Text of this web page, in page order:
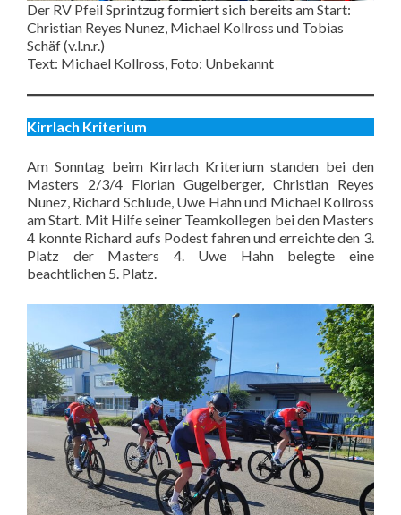
Der RV Pfeil Sprintzug formiert sich bereits am Start:
Christian Reyes Nunez, Michael Kollross und Tobias
Schäf (v.l.n.r.)
Text: Michael Kollross, Foto: Unbekannt
Kirrlach Kriterium
Am Sonntag beim Kirrlach Kriterium standen bei den
Masters 2/3/4 Florian Gugelberger, Christian Reyes
Nunez, Richard Schlude, Uwe Hahn und Michael Kollross
am Start. Mit Hilfe seiner Teamkollegen bei den Masters
4 konnte Richard aufs Podest fahren und erreichte den 3.
Platz der Masters 4. Uwe Hahn belegte eine
beachtlichen 5. Platz.